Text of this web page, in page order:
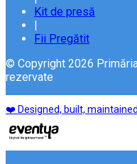
Kit de presă
Fii Pregătit
© Copyright 2026
rezervate
❤️ Designed, built,